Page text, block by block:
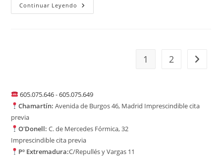
Continuar Leyendo EVA
–
1 2 Ir a la
605.075.646-605.075.649
Chamartín: Avenida de Burgos 46, Madrid Imprescindible cita
previa
O'Donell: C. de Mercedes Fórmica, 32
Imprescindible cita previa
Pº Extremadura:C/Repullés y Vargas 11